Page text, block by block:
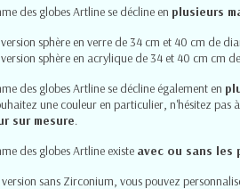
des globes Artline se décline en plusieurs
version sphère en verre de 34 cm et 40 cm de
version sphère en acrylique de 34 et 40 cm cm
des globes Artline se décline également en
une couleur en particulier, n'hésitez pas
sur mesure.
des globes Artline existe avec ou sans les
sans Zirconium, vous pouvez